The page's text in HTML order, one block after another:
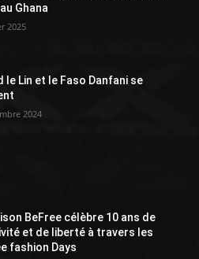
Ghana
2025
le Lin et le Faso Danfani se
2024
BeFree célèbre 10 ans de
et de liberté à travers les
fashion Days